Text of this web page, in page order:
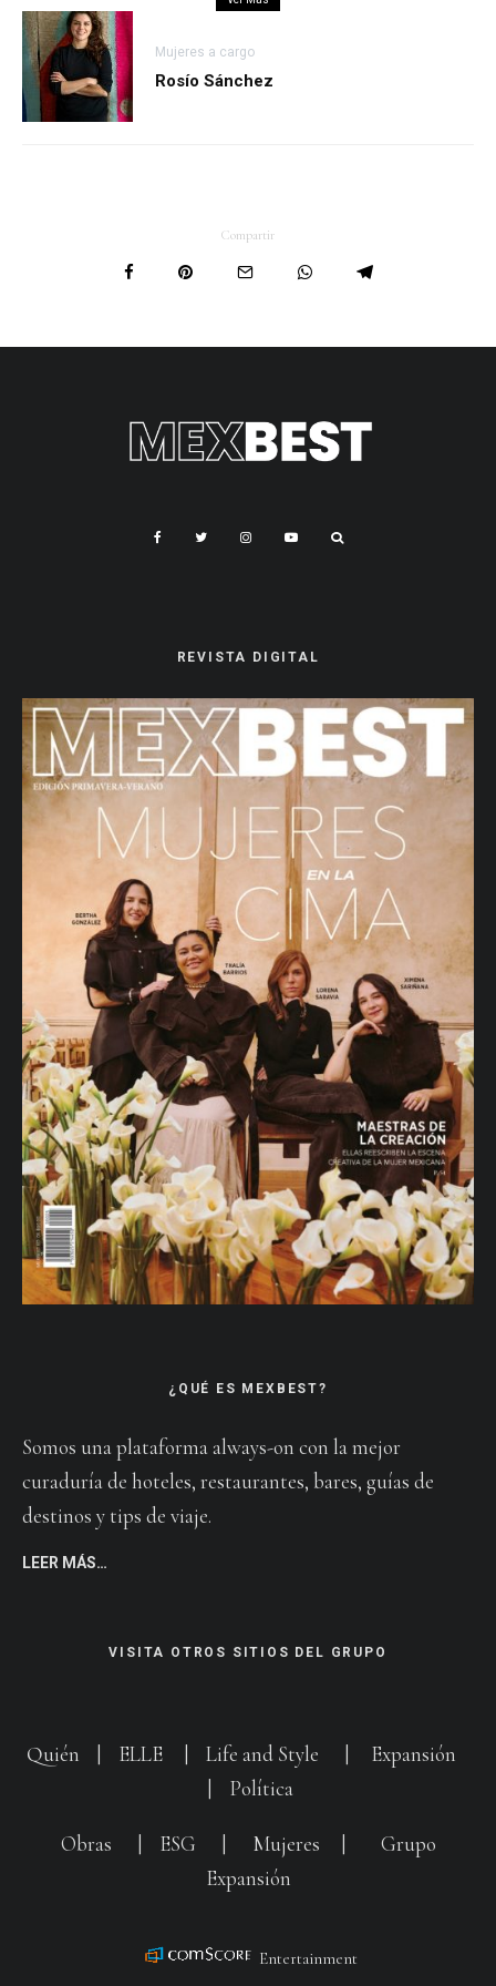
Mujeres a cargo
Rosío Sánchez
Compartir
REVISTA DIGITAL
¿QUÉ ES MEXBEST?
Somos una plataforma always-on con la mejor
curaduría de hoteles, restaurantes, bares, guías de
destinos y tips de viaje.
LEER MÁS…
VISITA OTROS SITIOS DEL GRUPO
Quién ELLE Life and Style
Expansión
Política
Obras ESG Mujeres
Grupo
Expansión
Entertainment